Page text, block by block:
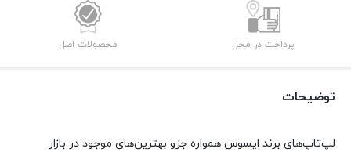
پرداخت در محل محصولات اصل
توضیحات
لپ‌تاپ‌های برند ایسوس همواره جزو بهترین‌های موجود در بازار